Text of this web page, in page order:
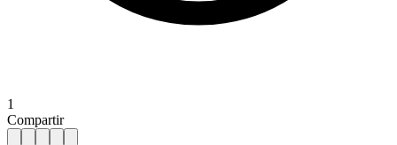
1
Compartir